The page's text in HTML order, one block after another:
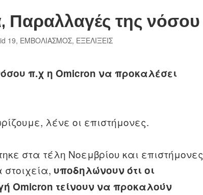
Παραλλαγές της νόσου
19, ΕΜΒΟΛΙΑΣΜΟΣ, ΕΞΕΛΙΞΕΙΣ
π.χ η Omicron να προκαλέσει
λένε οι επιστήμονες.
στα τέλη Νοεμβρίου και επιστήμονες
υποδηλώνουν ότι οι
Omicron τείνουν να προκαλούν